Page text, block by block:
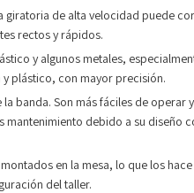
giratoria de alta velocidad puede
rectos y rápidos.
y algunos metales,
plástico, con mayor precisión.
banda. Son más fáciles de operar
mantenimiento debido a su diseño
en la mesa, lo que los
del taller.